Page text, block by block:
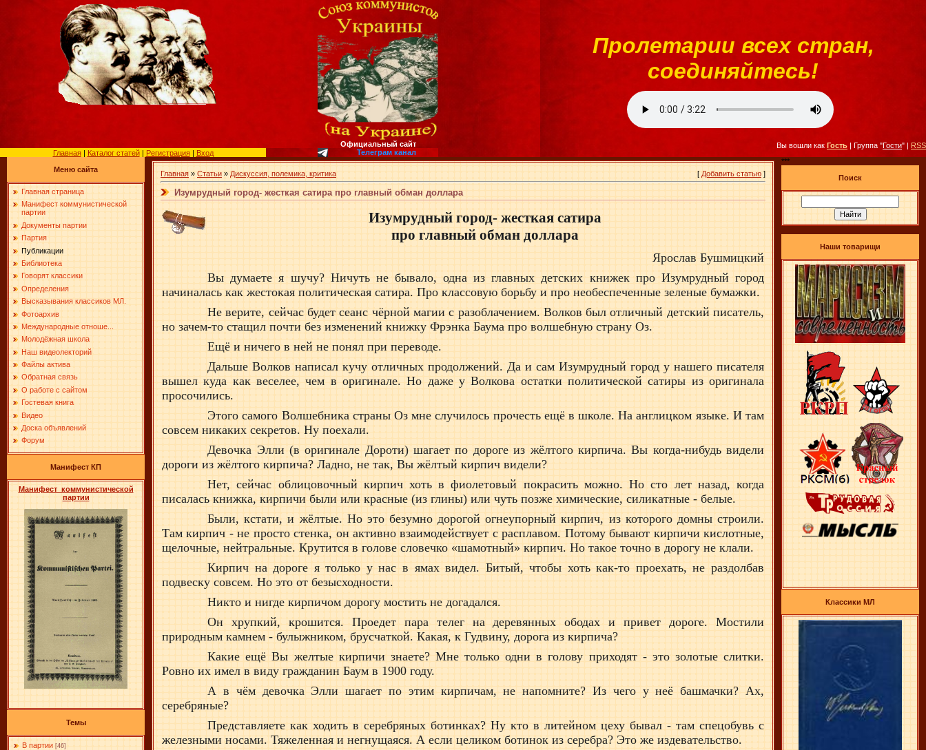
Официальный сайт
Главная| Каталог статей| Регистрация| Вход Телеграм канал
Пролетарии всех стран,
соединяйтесь!
Вы вошли как Гость | Группа "Гости" | RSS
Меню сайта
Главная страница
Манифест коммунистической
партии
Документы партии
Партия
Публикации
Библиотека
Говорят классики
Определения
Высказывания классиков МЛ.
Фотоархив
Международные отноше...
Молодёжная школа
Наш видеолекторий
Файлы актива
Обратная связь
О работе с сайтом
Гостевая книга
Видео
Доска объявлений
Форум
Манифест КП
Манифест коммунистической
партии
Темы
В партии [46]
Главная » Статьи » Дискуссия, полемика, критика [ Добавить статью ]
Изумрудный город- жесткая сатира про главный обман доллара
Изумрудный город- жесткая сатира
про главный обман доллара
Ярослав Бушмицкий
Вы думаете я шучу? Ничуть не бывало, одна из главных детских книжек про Изумрудный город
начиналась как жестокая политическая сатира. Про классовую борьбу и про необеспеченные зеленые бумажки.
Не верите, сейчас будет сеанс чёрной магии с разоблачением. Волков был отличный детский писатель,
но зачем-то стащил почти без изменений книжку Фрэнка Баума про волшебную страну Оз.
Ещё и ничего в ней не понял при переводе.
Дальше Волков написал кучу отличных продолжений. Да и сам Изумрудный город у нашего писателя
вышел куда как веселее, чем в оригинале. Но даже у Волкова остатки политической сатиры из оригинала
просочились.
Этого самого Волшебника страны Оз мне случилось прочесть ещё в школе. На англицком языке. И там
совсем никаких секретов. Ну поехали.
Девочка Элли (в оригинале Дороти) шагает по дороге из жёлтого кирпича. Вы когда-нибудь видели
дороги из жёлтого кирпича? Ладно, не так, Вы жёлтый кирпич видели?
Нет, сейчас облицовочный кирпич хоть в фиолетовый покрасить можно. Но сто лет назад, когда
писалась книжка, кирпичи были или красные (из глины) или чуть позже химические, силикатные - белые.
Были, кстати, и жёлтые. Но это безумно дорогой огнеупорный кирпич, из которого домны строили.
Там кирпич - не просто стенка, он активно взаимодействует с расплавом. Потому бывают кирпичи кислотные,
щелочные, нейтральные. Крутится в голове словечко «шамотный» кирпич. Но такое точно в дорогу не клали.
Кирпич на дороге я только у нас в ямах видел. Битый, чтобы хоть как-то проехать, не раздолбав
подвеску совсем. Но это от безысходности.
Никто и нигде кирпичом дорогу мостить не догадался.
Он хрупкий, крошится. Проедет пара телег на деревянных ободах и привет дороге. Мостили
природным камнем - булыжником, брусчаткой. Какая, к Гудвину, дорога из кирпича?
Какие ещё Вы желтые кирпичи знаете? Мне только одни в голову приходят - это золотые слитки.
Ровно их имел в виду гражданин Баум в 1900 году.
А в чём девочка Элли шагает по этим кирпичам, не напомните? Из чего у неё башмачки? Ах,
серебряные?
Представляете как ходить в серебряных ботинках? Ну кто в литейном цеху бывал - там спецобувь с
железными носами. Тяжеленная и негнущаяся. А если целиком ботинок из серебра? Это же издевательство.
***
Поиск
Наши товарищи
Классики МЛ